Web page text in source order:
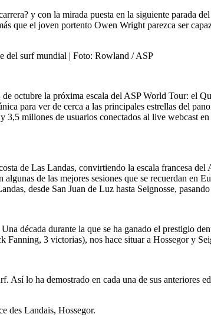
y con la mirada puesta en la siguiente parada
que el joven portento Owen Wright parezca ser
del surf mundial | Foto: Rowland / ASP
octubre la próxima escala del ASP World Tour: el
para ver de cerca a las principales estrellas del
3,5 millones de usuarios conectados al live webcast
de Las Landas, convirtiendo la escala francesa
de las mejores sesiones que se recuerdan en
desde San Juan de Luz hasta Seignosse,
década durante la que se ha ganado el prestigio
3 victorias), nos hace situar a Hossegor y
Así lo ha demostrado en cada una de sus anteriores
des Landais, Hossegor.